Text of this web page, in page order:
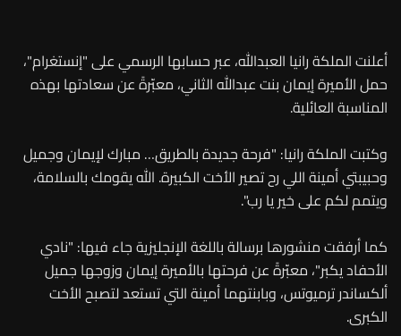
أعلنت الملكة رانيا العبدالله، عبر حسابها الرسمي على "إنستغرام"،
حمل الأميرة إيمان بنت عبدالله الثاني، معبّرةً عن سعادتها بهذه
المناسبة العائلية.
وكتبت الملكة رانيا: "فرحة جديدة بالطريق… مبارك لإيمان وجميل
وحبيبتي أمينة اللي رح تصير الأخت الكبيرة. الله يقومك بالسلامة،
ويتمم لكم على خير يا رب".
كما أرفقت منشورها برسالة باللغة الإنجليزية جاء فيها: "نادي
الأحفاد يكبر"، معبّرةً عن فرحتها بالأميرة إيمان وزوجها جميل
ألكساندر ترميوتس، وبابنتهما أمينة التي تستعد لتصبح الأخت
الكبرى.